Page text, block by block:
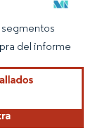
CC BY 4.0.
del informe